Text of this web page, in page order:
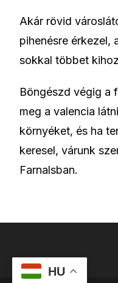
Akár rövid
pihenésre érkezel,
sokkal többet
Böngészd végig a
meg a valencia
környéket, és ha
keresel, várunk
Farnalsban.
HU